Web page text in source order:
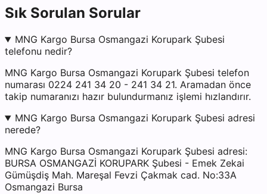
Sık Sorulan Sorular
MNG Kargo Bursa Osmangazi Korupark Şubesi
telefonu nedir?
MNG Kargo Bursa Osmangazi Korupark Şubesi telefon
numarası 0224 241 34 20 - 241 34 21. Aramadan önce
takip numaranızı hazır bulundurmanız işlemi hızlandırır.
MNG Kargo Bursa Osmangazi Korupark Şubesi adresi
nerede?
MNG Kargo Bursa Osmangazi Korupark Şubesi adresi:
BURSA OSMANGAZİ KORUPARK Şubesi - Emek Zekai
Gümüşdiş Mah. Mareşal Fevzi Çakmak cad. No:33A
Osmangazi Bursa